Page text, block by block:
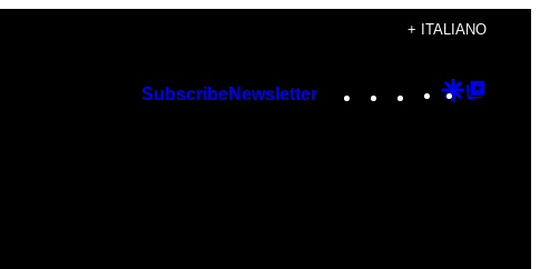
+ ITALIANO
SubscribeNewsletter Instagram
TikTok
YouTube
Google